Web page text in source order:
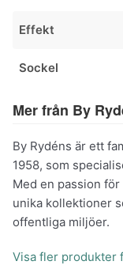
Effekt
Sockel
Mer från By
By Rydéns är ett
1958, som
Med en passion
unika kollektioner
offentliga miljöer.
Visa fler produkter